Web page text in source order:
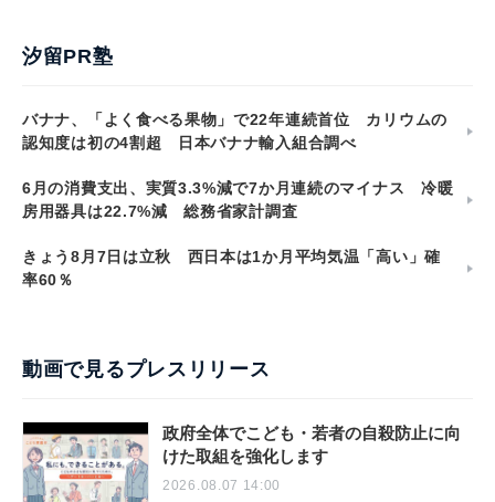
汐留PR塾
バナナ、「よく食べる果物」で22年連続首位 カリウムの
認知度は初の4割超 日本バナナ輸入組合調べ
6月の消費支出、実質3.3%減で7か月連続のマイナス 冷暖
房用器具は22.7%減 総務省家計調査
きょう8月7日は立秋 西日本は1か月平均気温「高い」確
率60％
動画で見るプレスリリース
政府全体でこども・若者の自殺防止に向
けた取組を強化します
2026.08.07 14:00